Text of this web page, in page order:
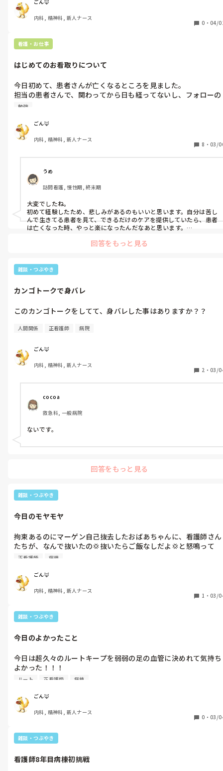
今の自分はできてるのかな？周りの評価は？など気になります。
上司も1ヶ月どうだった？患者の死を経験して流涙してたけど故
人を偲びながらも仕事としてこなさないといけないよ（流涙しな
がらも初心者としてこなしたつもりだわい。）やってけそう？な
ど私の主観を聞いてきました。毎日新しいことを覚えるのが大変
えました。でも、上司の反応がイマイチというかはっきりしない
評価を知りたくて質問しました。その答えが「いや〜まだ1ヶ月
だから分かんない！」えー！私には1ヶ月の振り返りを求めたの
に、外評価は教えてくれないのー！？分かんないってなんだ！な
痴です。管理者経験ある方など上司の意図や良いように捉える受
け取り方があれば教えてください。
特別指摘するような問題点はないってことでいいかな！？
ごん🦊
内科, 精神科, 新人ナース
0 ・ 04/
看護・お仕事
はじめてのお看取りについて
今日初めて、患者さんが亡くなるところを見ました。
担当の患者さんで、関わってから日も経ってないし、フォローの
スタッフもついてるし。
のに。まさか今日、あんなにスッと逝っちゃうなんて。
周りのスタッフは危ないよ、いよいよかもよと話してました。末
梢のチアノーゼとか死の兆候をちゃんと観察してました。私もち
そして、やっぱり悲しくて、そんな特別な思い入れもないですけ
ど、悲しくて。これって人間として正常ですよね？
泣いたっていいですよね？初めてだし泣いたっていいと思うんで
すけど、何回経験してもたぶん泣く気がするんですけど、何回で
も泣いていいですか？
皆さん、初めてお看取りした時のこと覚えてますか？
いよいよ危ないって何を見てそう思いますか？
（死の兆候勉強します。）
エンゼルケアの時めっちゃ声かけてしまうんですけど、声かけて
勉強
ごん🦊
内科, 精神科, 新人ナース
8 ・ 03/
うめ
訪問看護, 慢性期, 終末期
大変でしたね。
初めて経験したため、悲しみがあるのもいいと思います。自分は苦し
んで生きてる患者を見て、できるだけのケアを提供していたら、患者
は亡くなった時、やっと楽になったんだなあと思います。
よく言われ、そしてまだ温かい体ですし、きっと聞こえてます。
回答をもっと見る
雑談・つぶやき
カンゴトークで身バレ
このカンゴトークをしてて、身バレした事はありますか？？
人間関係 正看護師 病院
ごん🦊
内科, 精神科, 新人ナース
2 ・ 03/
cocoa
救急科, 一般病院
ないです。
回答をもっと見る
雑談・つぶやき
今日のモヤモヤ
拘束あるのにマーゲン自己抜去したおばあちゃんに、看護師さん
たちが、なんで抜いたの💢抜いたらご飯なしだよ💢と怒鳴って
た。
護師さんたちには1000回目の出来事だから、段々優しくなれな
なるのは分かるけど、おばあちゃんの事考えると辛いなぁ。
正看護師 病棟
ごん🦊
内科, 精神科, 新人ナース
1 ・ 03/
雑談・つぶやき
今日のよかったこと
今日は超久々のルートキープを弱弱の足の血管に決めれて気持ち
よかった！！！
初めて使う針で、留置した後血垂れたり大変だったけど、まずは
ルート 正看護師 病棟
ごん🦊
内科, 精神科, 新人ナース
0 ・ 03/
雑談・つぶやき
看護師8年目病棟初挑戦